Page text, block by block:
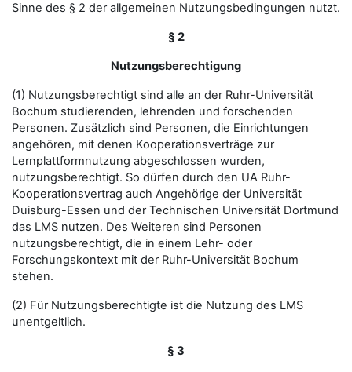
Sinne des § 2 der allgemeinen Nutzungsbedingungen nutzt.
§ 2
Nutzungsberechtigung
(1) Nutzungsberechtigt sind alle an der Ruhr-Universität
Bochum studierenden, lehrenden und forschenden
Personen. Zusätzlich sind Personen, die Einrichtungen
angehören, mit denen Kooperationsverträge zur
Lernplattformnutzung abgeschlossen wurden,
nutzungsberechtigt. So dürfen durch den UA Ruhr-
Kooperationsvertrag auch Angehörige der Universität
Duisburg-Essen und der Technischen Universität Dortmund
das LMS nutzen. Des Weiteren sind Personen
nutzungsberechtigt, die in einem Lehr- oder
Forschungskontext mit der Ruhr-Universität Bochum
stehen.
(2) Für Nutzungsberechtigte ist die Nutzung des LMS
unentgeltlich.
§ 3